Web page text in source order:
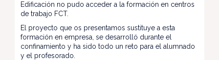
Edificación no pudo acceder a la formación en centros
de trabajo FCT.
El proyecto que os presentamos sustituye a esta
formación en empresa, se desarrolló durante el
confinamiento y ha sido todo un reto para el alumnado
y el profesorado.